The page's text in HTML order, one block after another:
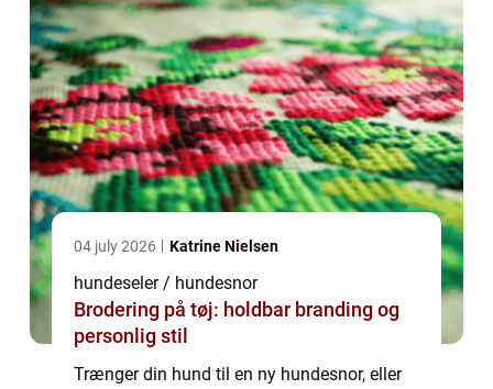
04 july 2026 Katrine Nielsen
hundeseler / hundesnor
Brodering på tøj: holdbar branding og
personlig stil
Trænger din hund til en ny hundesnor, eller